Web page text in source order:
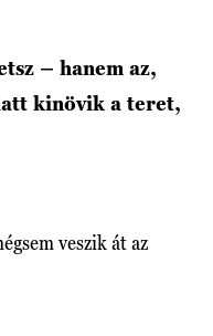
– hanem az,
kinövik a teret,
veszik át az